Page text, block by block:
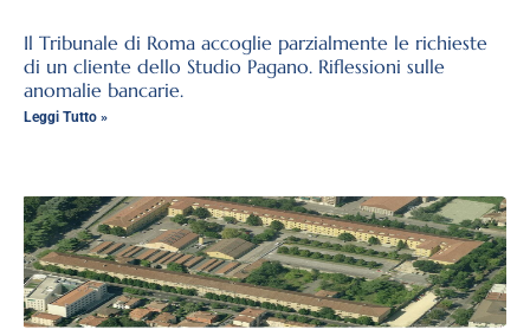
Il Tribunale di Roma accoglie parzialmente le richieste
di un cliente dello Studio Pagano. Riflessioni sulle
anomalie bancarie.
Leggi Tutto »